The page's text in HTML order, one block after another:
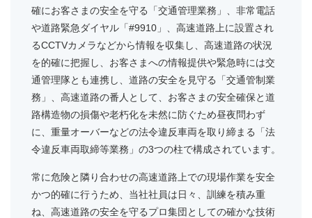
確にお客さまの安全を守る「交通管理業務」、非常電話
や道路緊急ダイヤル「#9910」、高速道路上に設置され
るCCTVカメラなどから情報を収集し、高速道路の状況
を的確に把握し、お客さまへの情報提供や緊急時には交
通管理隊とも連携し、道路の安全を見守る「交通管制業
務」、高速道路の番人として、お客さまの安全確保と道
路構造物の損傷や老朽化を未然に防ぐため昼夜問わず
に、重量オーバーなどの法令違反車両を取り締まる「法
令違反車両取締等業務」の3つの柱で構成されています。
常に危険と隣り合わせの高速道路上での現場作業を安全
かつ的確に行うため、当社社員は日々、訓練を積み重
ね、高速道路の安全を守るプロ集団としての確かな技術